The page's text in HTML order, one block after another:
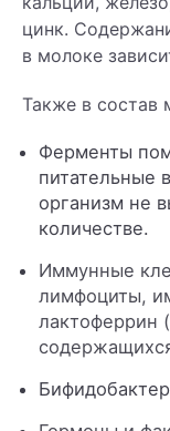
цинк.
в молоке
Также в состав
Ферменты
питательные
организм не
количестве.
Иммунные
лимфоциты,
лактоферрин